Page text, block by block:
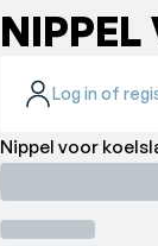
NIPPEL
Log in of
Nippel voor